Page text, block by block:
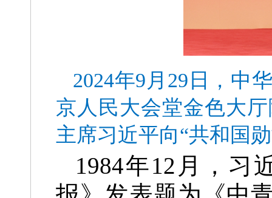
2024年9月29日，中
京人民大会堂金色大
主席习近平向“共和国
1984年12月，习